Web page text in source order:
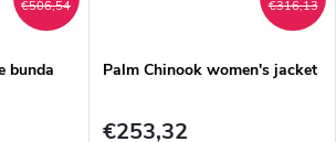
€506,54
bunda
€316,13
Palm Chinook women's jacket
€253,32